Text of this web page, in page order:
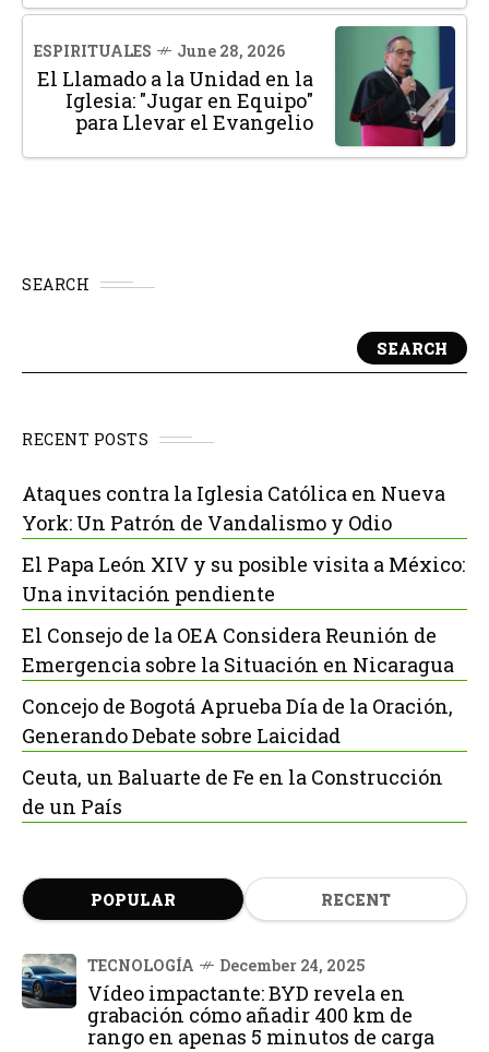
ESPIRITUALES June 28, 2026
El Llamado a la Unidad en la
Iglesia: "Jugar en Equipo"
para Llevar el Evangelio
SEARCH
SEARCH
RECENT POSTS
Ataques contra la Iglesia Católica en Nueva
York: Un Patrón de Vandalismo y Odio
El Papa León XIV y su posible visita a México:
Una invitación pendiente
El Consejo de la OEA Considera Reunión de
Emergencia sobre la Situación en Nicaragua
Concejo de Bogotá Aprueba Día de la Oración,
Generando Debate sobre Laicidad
Ceuta, un Baluarte de Fe en la Construcción
de un País
POPULAR RECENT
TECNOLOGÍA December 24, 2025
Vídeo impactante: BYD revela en
grabación cómo añadir 400 km de
rango en apenas 5 minutos de carga